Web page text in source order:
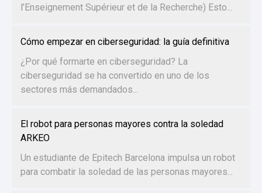
l’Enseignement Supérieur et de la Recherche) Esto...
Cómo empezar en ciberseguridad: la guía definitiva
¿Por qué formarte en ciberseguridad? La
ciberseguridad se ha convertido en uno de los
sectores más demandados...
El robot para personas mayores contra la soledad
ARKEO
Un estudiante de Epitech Barcelona impulsa un robot
para combatir la soledad de las personas mayores...